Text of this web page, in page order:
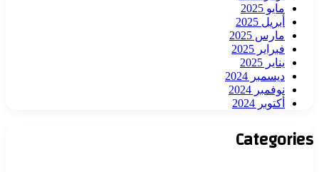
مايو 2025
أبريل 2025
مارس 2025
فبراير 2025
يناير 2025
ديسمبر 2024
نوفمبر 2024
أكتوبر 2024
Categories